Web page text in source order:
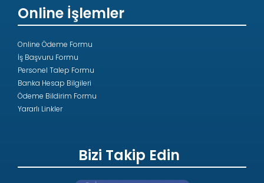
Online İşlemler
Online Ödeme Formu
İş Başvuru Formu
Personel Talep Formu
Banka Hesap Bilgileri
Ödeme Bildirim Formu
Yararlı Linkler
Bizi Takip Edin